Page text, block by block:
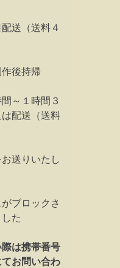
送料４
作後持帰
～１時間３
配送（送料
送りいたし
ブロックさ
た
は携帯番号
お問い合わ